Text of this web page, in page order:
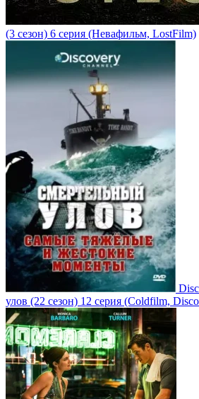
(3 сезон) 6 серия (Невафильм, LostFilm)
улов (22 сезон) 12 серия (Coldfilm,